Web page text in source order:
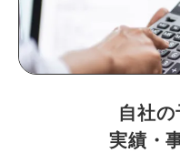
自社
実績・